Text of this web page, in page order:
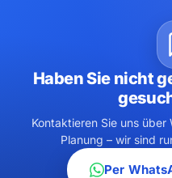
Haben Sie nicht
Kontaktieren Sie uns
Planung – wir sind
Per